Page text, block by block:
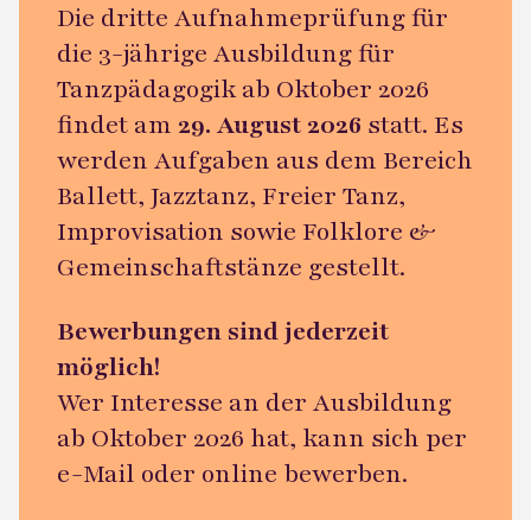
Die dritte Aufnahmeprüfung für
die 3-jährige Ausbildung für
Tanzpädagogik ab Oktober 2026
findet am 29. August 2026 statt. Es
werden Aufgaben aus dem Bereich
Ballett, Jazztanz, Freier Tanz,
Improvisation sowie Folklore &
Gemeinschaftstänze gestellt.
Bewerbungen sind jederzeit
möglich!
Wer Interesse an der Ausbildung
ab Oktober 2026 hat, kann sich per
e-Mail oder online bewerben.